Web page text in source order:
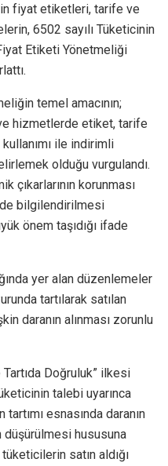
fiyat etiketleri, tarife ve
6502 sayılı Tüketicinin
Etiketi Yönetmeliği
temel amacının;
hizmetlerde etiket, tarife
ile indirimli
olduğu vurgulandı.
çıkarlarının korunması
bilgilendirilmesi
önem taşıdığı ifade
yer alan düzenlemeler
tartılarak satılan
daranın alınması zorunlu
Doğruluk” ilkesi
talebi uyarınca
esnasında daranın
düşürülmesi hususuna
satın aldığı